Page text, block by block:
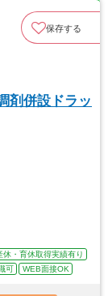
保存する
剤併設ドラッ
休・育休取得実績有り
可 WEB面接OK